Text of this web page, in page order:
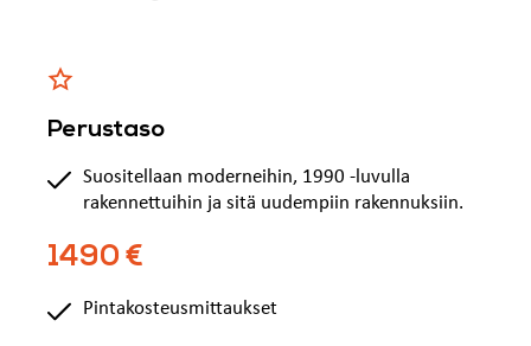
Perustaso
Suositellaan moderneihin, 1990 -luvulla
rakennettuihin ja sitä uudempiin rakennuksiin.
1490 €
Pintakosteusmittaukset